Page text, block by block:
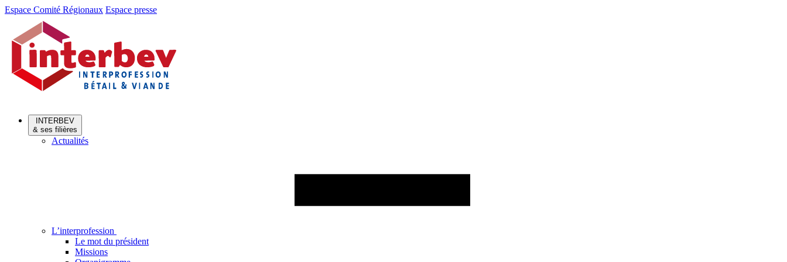
Aller
Aller
contenu
Espace Comité Régionaux Espace presse
INTERBEV
& ses filières
Actualités
L’interprofession
Le mot du président
Missions